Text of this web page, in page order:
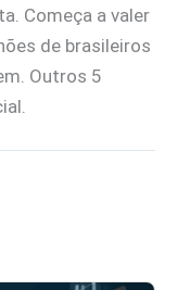
Começa a valer
de brasileiros
Outros 5